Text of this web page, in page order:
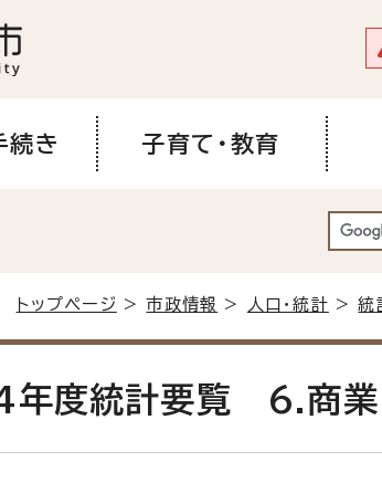
続き 子育て・教育
トップページ >市政情報 > 人口・統計 >統
年度統計要覧 6.商業